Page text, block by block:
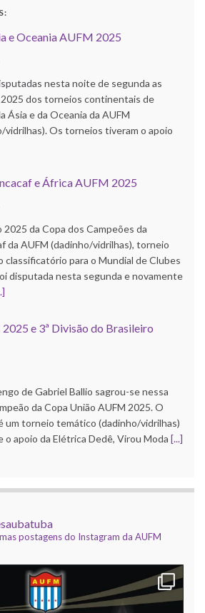
e Oceania AUFM 2025
nesta noite de segunda as
dos torneios continentais de
Ásia e da Oceania da AUFM
vidrilhas). Os torneios tiveram o apoio
e África AUFM 2025
2025 da Copa dos Campeões da
da AUFM (dadinho/vidrilhas), torneio
classificatório para o Mundial de Clubes
disputada nesta segunda e novamente
e 3ª Divisão do Brasileiro
de Gabriel Ballio sagrou-se nessa
da Copa União AUFM 2025. O
um torneio temático (dadinho/vidrilhas)
o apoio da Elétrica Dedê, Virou Moda [...]
de Róbson Pinho faturou a edição
do Brasil AUFM (dadinho/vidrilhas).
Inox e Virou Moda, e[...]
AUFM 2025
postagens do Instagram da AUFM